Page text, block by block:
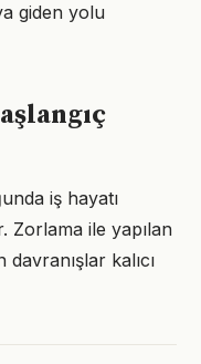
giden yolu
iş hayatı
Zorlama ile yapılan
kalıcı